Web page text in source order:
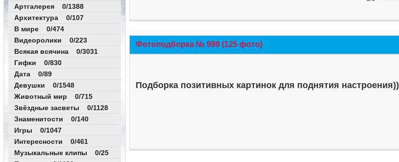
Артгалерея 0/1388
Архитектура 0/107
В мире 0/474
Видеоролики 0/223
Всякая всячина 0/3031
Гифки 0/830
Дата 0/89
Девушки 0/1548
Животный мир 0/715
Звёздные засветы 0/1128
Знаменитости 0/140
Игры 0/1047
Интересности 0/461
Музыкальные клипы 0/25
Фотоподборка № 999 (125 фото)
Подборка позитивных картинок для поднятия настроения))